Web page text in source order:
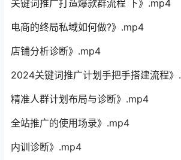
关键词推广打造爆款群流程 下》.mp4
电商的终局私域如何做?》.mp4
店铺分析诊断》.mp4
2024关键词推广计划手把手搭建流程
精准人群计划布局与诊断》.mp4
全站推广的使用场录》.mp4
内训诊断》.mp4